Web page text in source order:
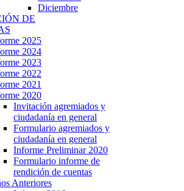
Diciembre
DE
2025
2024
2023
2022
2021
2020
Invitación agremiados y
ciudadanía en general
Formulario agremiados y
ciudadanía en general
Informe Preliminar 2020
Formulario informe de
rendición de cuentas
Anteriores